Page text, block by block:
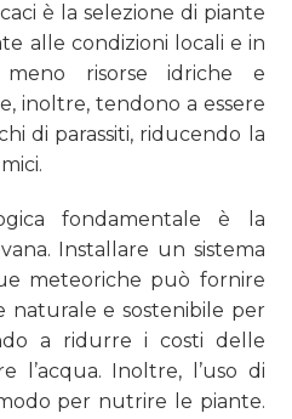
è la selezione di piante
alle condizioni locali e in
risorse idriche e
inoltre, tendono a essere
di parassiti, riducendo la
fondamentale è la
Installare un sistema
meteoriche può fornire
naturale e sostenibile per
a ridurre i costi delle
l’acqua. Inoltre, l’uso di
per nutrire le piante.